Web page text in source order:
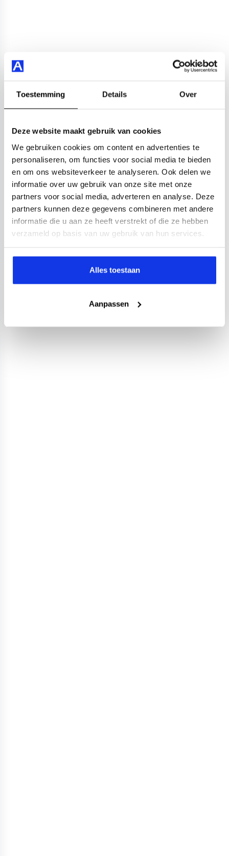
Toestemming Details Over
Deze website maakt gebruik van cookies
We gebruiken cookies om content en advertenties te
personaliseren, om functies voor social media te bieden
en om ons websiteverkeer te analyseren. Ook delen we
informatie over uw gebruik van onze site met onze
partners voor social media, adverteren en analyse. Deze
partners kunnen deze gegevens combineren met andere
informatie die u aan ze heeft verstrekt of die ze hebben
verzameld op basis van uw gebruik van hun services.
Alles toestaan
Aanpassen